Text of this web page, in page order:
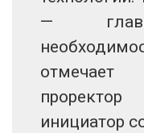
—
инициатор